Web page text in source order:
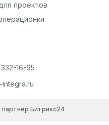
проектов
16-95
партнёр Битрикс24